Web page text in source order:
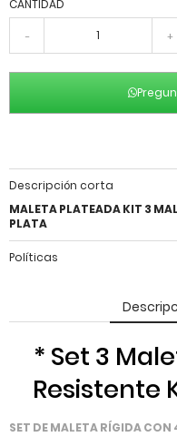
CANTIDAD
- +
Descripción corta
MALETA PLATEADA KIT 3
PLATA
Políticas
* Set 3
Resistente
SET DE MALETA RÍGIDA